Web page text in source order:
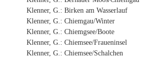
Klenner, G.: Birken am Wasserlauf
Klenner, G.: Chiemgau/Winter
Klenner, G.: Chiemgsee/Boote
Klenner, G.: Chiemsee/Fraueninsel
Klenner, G.: Chiemsee/Schalchen